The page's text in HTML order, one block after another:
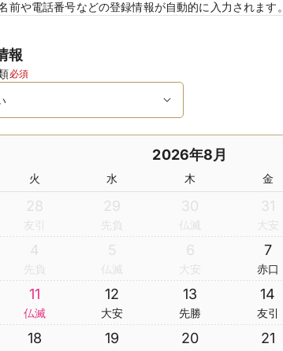
前や電話番号などの登録情報が自動的に入力されます。
報
必須
2026年8月
火 水 木 金
28
友引
29
先負
30
仏滅
31
大安
4
先負
5
仏滅
6
大安
7
赤口
11
仏滅
12
大安
13
先勝
14
友引
18 19 20 21